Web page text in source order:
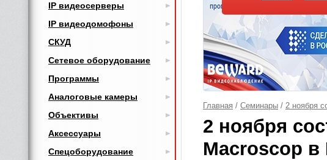
Главная / Семинары / 2 ноября
2 ноября
Macroscop в
IP видеосерверы
IP видеодомофоны
СКУД
Сетевое оборудование
Программы
Аналоговые камеры
Объективы
Аксессуары
Спецоборудование